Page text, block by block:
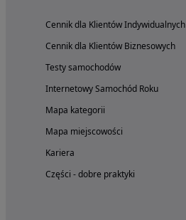
Cennik dla Klientów Indywidualnych
Cennik dla Klientów Biznesowych
Testy samochodów
Internetowy Samochód Roku
Mapa kategorii
Mapa miejscowości
Kariera
Części - dobre praktyki